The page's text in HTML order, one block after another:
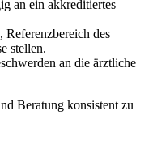
an ein akkreditiertes
Referenzbereich des
stellen.
an die ärztliche
Beratung konsistent zu